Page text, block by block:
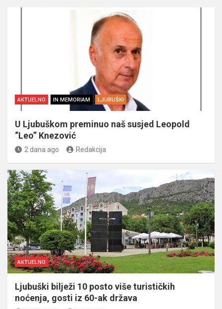
AKTUELNO IN MEMORIAM LJUBUŠKI
U Ljubuškom preminuo naš susjed Leopold
“Leo” Knezović
2 dana ago Redakcija
AKTUELNO
Ljubuški bilježi 10 posto više turističkih
noćenja, gosti iz 60-ak država